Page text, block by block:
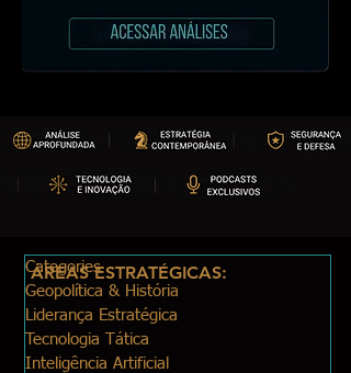
Categories
Geopolítica & História
Liderança Estratégica
Tecnologia Tática
Inteligência Artificial
ÁREAS ESTRATÉGICAS: